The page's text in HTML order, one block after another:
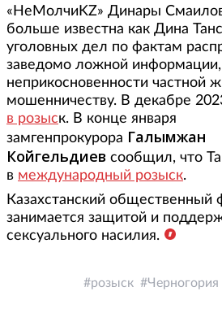
«НеМолчиKZ» Динары
больше известна как Дина
уголовных дел по фактам
заведомо ложной
неприкосновенности частной
мошенничеству. В декабре
в розыск. В конце января
замгенпрокурора Галымжан
Койгельдиев сообщил, что
в международный розыск.
Казахстанский
занимается защитой и
сексуального насилия.
розыск Черногория